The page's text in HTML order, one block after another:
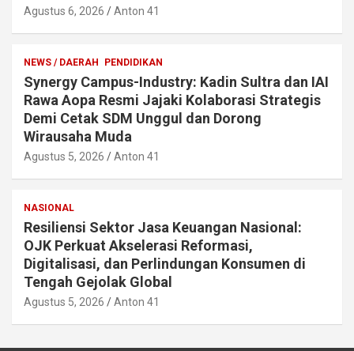
Agustus 6, 2026 Anton 41
NEWS / DAERAH PENDIDIKAN
Synergy Campus-Industry: Kadin Sultra dan IAI
Rawa Aopa Resmi Jajaki Kolaborasi Strategis
Demi Cetak SDM Unggul dan Dorong
Wirausaha Muda
Agustus 5, 2026 Anton 41
NASIONAL
Resiliensi Sektor Jasa Keuangan Nasional:
OJK Perkuat Akselerasi Reformasi,
Digitalisasi, dan Perlindungan Konsumen di
Tengah Gejolak Global
Agustus 5, 2026 Anton 41